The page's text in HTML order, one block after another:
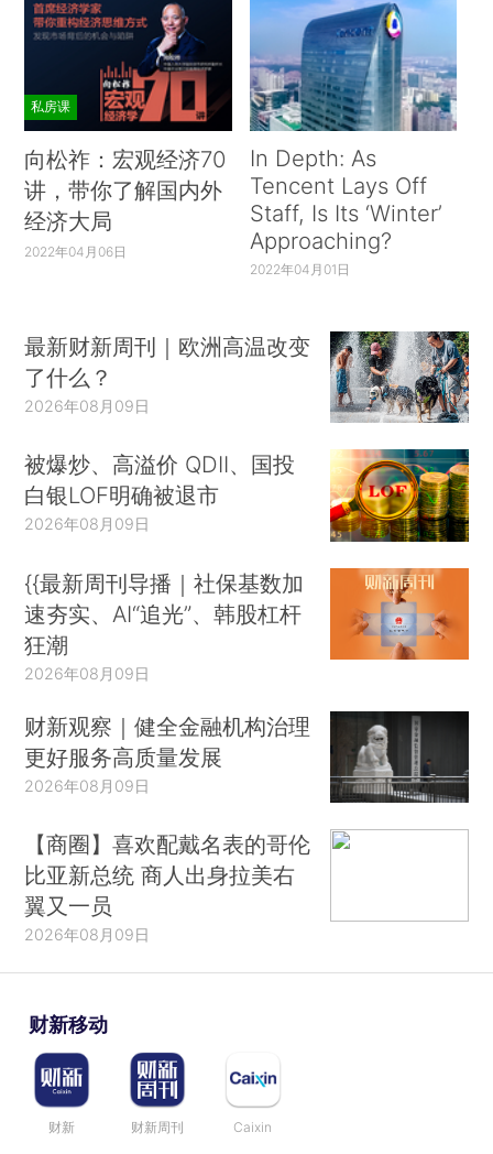
私房课
向松祚：宏观经济70
讲，带你了解国内外
经济大局
2022年04月06日
In Depth: As
Tencent Lays Off
Staff, Is Its ‘Winter’
Approaching?
2022年04月01日
最新财新周刊｜欧洲高温改变
了什么？
2026年08月09日
被爆炒、高溢价 QDII、国投
白银LOF明确被退市
2026年08月09日
{{最新周刊导播｜社保基数加
速夯实、AI“追光”、韩股杠杆
狂潮
2026年08月09日
财新观察｜健全金融机构治理
更好服务高质量发展
2026年08月09日
【商圈】喜欢配戴名表的哥伦
比亚新总统 商人出身拉美右
翼又一员
2026年08月09日
财新移动
财新 财新周刊 Caixin